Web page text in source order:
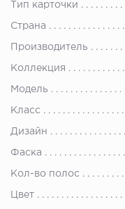
Тип карточки
Страна
Производитель
Коллекция
Модель
Класс
Дизайн
Фаска
Кол-во полос
Цвет